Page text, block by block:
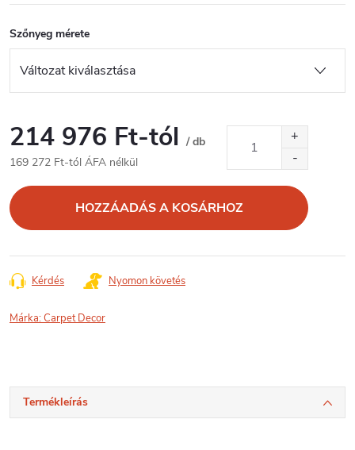
Szőnyeg mérete
214 976 Ft-tól / db
169 272 Ft-tól ÁFA nélkül
HOZZÁADÁS A KOSÁRHOZ
Kérdés Nyomon követés
Márka:Carpet Decor
Termékleírás